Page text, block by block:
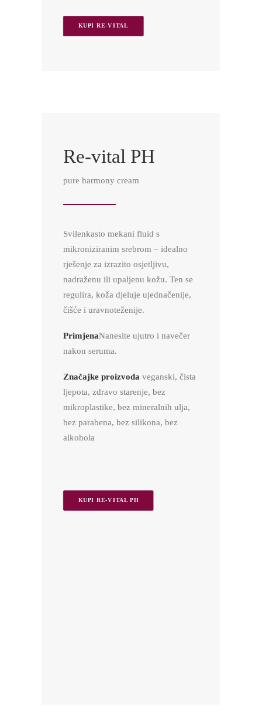
KUPI RE-VITAL
Re-vital PH
pure harmony cream
Svilenkasto mekani fluid s
mikroniziranim srebrom – idealno
rješenje za izrazito osjetljivu,
nadraženu ili upaljenu kožu. Ten se
regulira, koža djeluje ujednačenije,
čišće i uravnoteženije.
PrimjenaNanesite ujutro i navečer
nakon seruma.
Značajke proizvoda veganski, čista
ljepota, zdravo starenje, bez
mikroplastike, bez mineralnih ulja,
bez parabena, bez silikona, bez
alkohola
KUPI RE-VITAL PH